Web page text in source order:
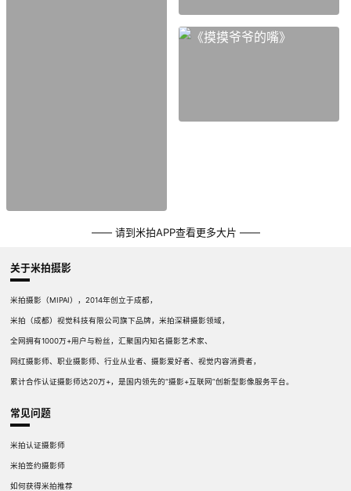
—— 请到米拍APP查看更多大片 ——
关于米拍摄影
米拍摄影（MIPAI），2014年创立于成都，
米拍（成都）视觉科技有限公司旗下品牌，米拍深耕摄影领域，
全网拥有1000万+用户与粉丝，汇聚国内知名摄影艺术家、
网红摄影师、职业摄影师、行业从业者、摄影爱好者、视觉内容消费者，
累计合作认证摄影师达20万+，是国内领先的“摄影+互联网”创新型影像服务平台。
常见问题
米拍认证摄影师
米拍签约摄影师
如何获得米拍推荐